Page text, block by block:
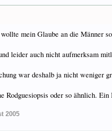
mein Glaube an die Männer
leider auch nicht aufmerksam
war deshalb ja nicht weniger
Rodguesiopsis oder so ähnlich.
2005